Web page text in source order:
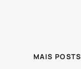
MAIS POSTS